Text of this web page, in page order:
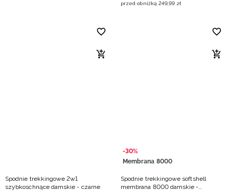
przed obniżką 249,99 zł
Spodnie trekkingowe 2w1
szybkoschnące damskie - czarne
-30%
Membrana 8000
Spodnie trekkingowe softshell
membrana 8000 damskie -